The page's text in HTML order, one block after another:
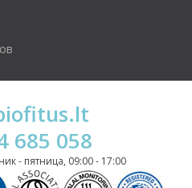
685 058
- пятница, 09:00 - 17:00